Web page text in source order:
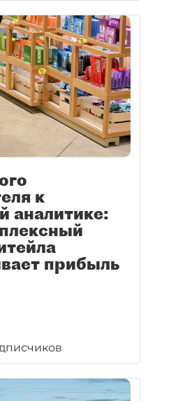
к
аналитике:
прибыль